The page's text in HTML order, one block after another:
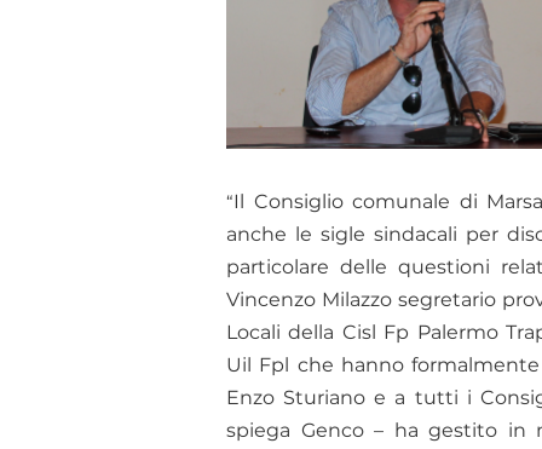
“Il Consiglio comunale di
anche le sigle sindacali per
particolare delle questioni
Vincenzo Milazzo segretario
Locali della Cisl Fp Palermo
Uil Fpl che hanno
Enzo Sturiano e a tutti i
spiega Genco – ha gestito in